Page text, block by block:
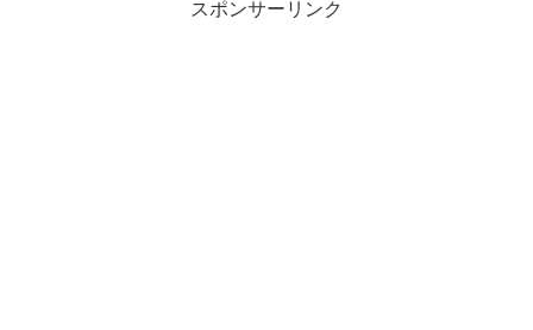
スポンサーリンク